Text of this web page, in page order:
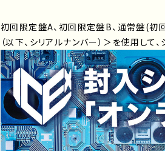
初回限定盤A、初回限定盤B、通常盤(初
（以下、シリアルナンバー）＞を使用し